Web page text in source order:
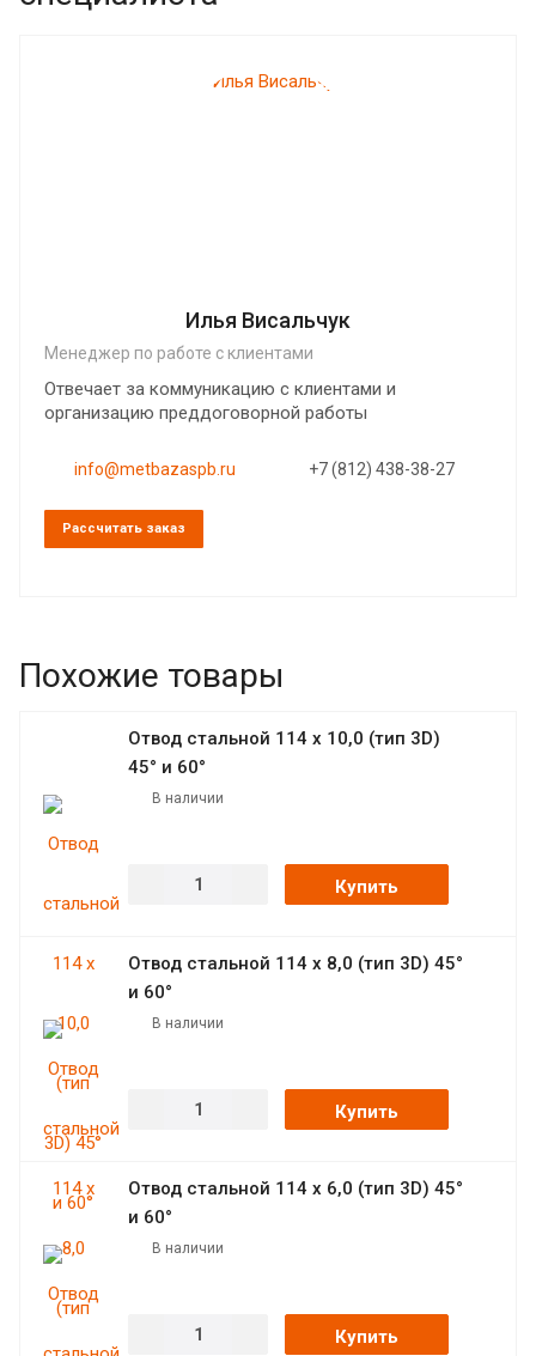
Илья Висальчук
Менеджер по работе с клиентами
Отвечает за коммуникацию с клиентами и
организацию преддоговорной работы
info@metbazaspb.ru +7 (812) 438-38-27
Рассчитать заказ
Похожие товары
Отвод стальной 114 х 10,0 (тип 3D)
45° и 60°
В наличии
Купить
Отвод стальной 114 х 8,0 (тип 3D) 45°
и 60°
В наличии
Купить
Отвод стальной 114 х 6,0 (тип 3D) 45°
и 60°
В наличии
Купить